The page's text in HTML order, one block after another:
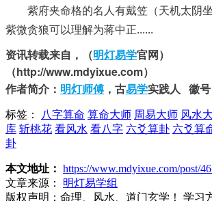
紫府夹命格的名人有戴笠（天机太阴
紫微贪狼可以理解为蒋中正......
资讯转载来自，（明灯易学官网）
（http://www.mdyixue.com）
作者简介： 明灯师傅，古易学实践人 徽号
标签： 八字算命 算命大师 周易大师 风水
库 斩桃花 看风水 看八字 六爻算卦 六爻算
卦
本文地址： https://www.mdyixue.com/post/
文章来源：
明灯易学组
版权声明： 命理、风水、道门玄学！ 学习